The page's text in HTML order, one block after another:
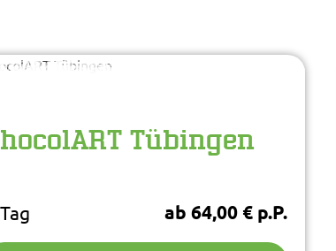
Tübingen
ab 64,00 € p.P.